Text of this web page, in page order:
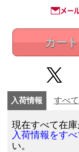
カー
入荷情報 すべ
現在すべて在庫
入荷情報をす
い。